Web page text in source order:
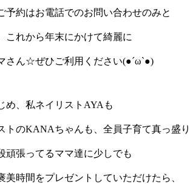
予約はお電話でのお問い合わせのみと
これから年末にかけて綺麗に
さん☆ぜひご利用ください(●´ω`●)
め、私ネイリストAYAも
トのKANAちゃんも、全員子育て真っ盛り
頑張ってるママ達に少しでも
美時間をプレゼントしていただけたら、